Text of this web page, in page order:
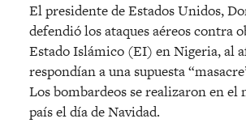
El presidente de Estados Unidos,
defendió los ataques aéreos contra
Estado Islámico (EI) en Nigeria, al
respondían a una supuesta
Los bombardeos se realizaron en el
país el día de Navidad.